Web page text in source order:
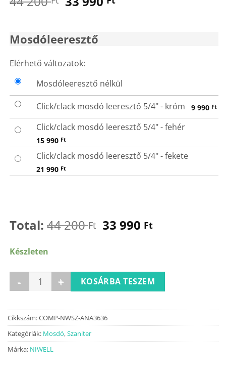
44
200 Ft.
Mosdóleeresztő
MOSDÓLEERESZTŐ
Elérhető változatok:
Mosdóleeresztő nélkül
Click/clack mosdó leeresztő 5/4" - króm 9 990 Ft
Click/clack mosdó leeresztő 5/4" - fehér
15 990 Ft
Click/clack mosdó leeresztő 5/4" - fekete
21 990 Ft
Total: 44 200Ft 33 990 Ft
Készleten
ANA pultra építhető mosdó mennyiség
KOSÁRBA TESZEM
Cikkszám:COMP-NWSZ-ANA3636
Kategóriák: Mosdó,Szaniter
Márka: NIWELL